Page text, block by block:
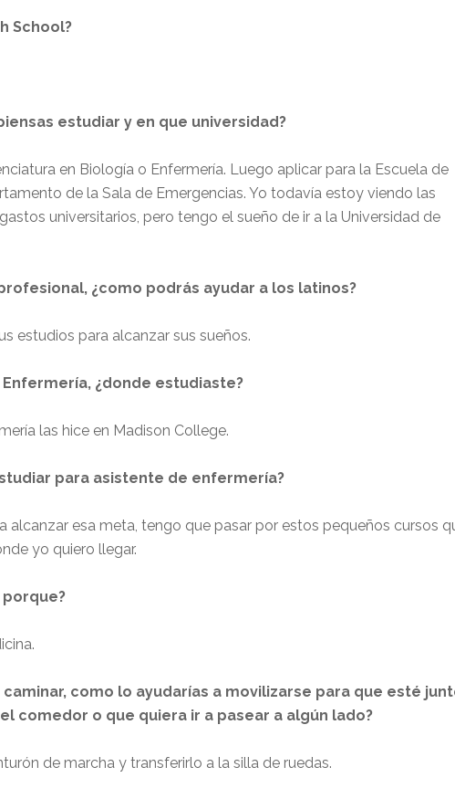
School?
estudiar y en que universidad?
en Biología o Enfermería. Luego aplicar para la Escuela de
de la Sala de Emergencias. Yo todavía estoy viendo las
universitarios, pero tengo el sueño de ir a la Universidad de
¿como podrás ayudar a los latinos?
estudios para alcanzar sus sueños.
¿donde estudiaste?
las hice en Madison College.
para asistente de enfermería?
alcanzar esa meta, tengo que pasar por estos pequeños cursos
yo quiero llegar.
como lo ayudarías a movilizarse para que esté
comedor o que quiera ir a pasear a algún lado?
de marcha y transferirlo a la silla de ruedas.